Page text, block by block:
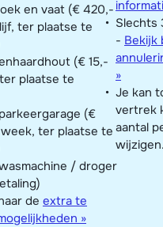
en vaat (€ 420,-
ter plaatse te
(€ 15,-
plaatse te
(€
ter plaatse te
/ droger
de extra te
»
Slechts
- Bekijk
»
Je kan
vertrek
aantal
wijzigen.